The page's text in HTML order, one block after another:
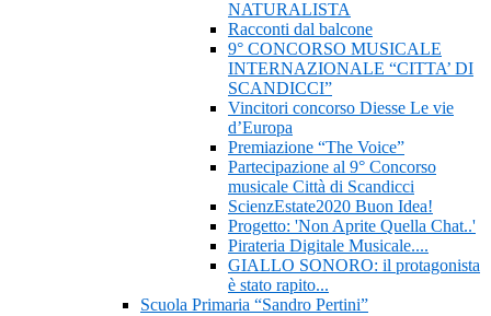
NATURALISTA
Racconti dal balcone
9° CONCORSO MUSICALE
INTERNAZIONALE “CITTA’ DI
SCANDICCI”
Vincitori concorso Diesse Le vie
d’Europa
Premiazione “The Voice”
Partecipazione al 9° Concorso
musicale Città di Scandicci
ScienzEstate2020 Buon Idea!
Progetto: 'Non Aprite Quella Chat..'
Pirateria Digitale Musicale....
GIALLO SONORO: il protagonista
è stato rapito...
Scuola Primaria “Sandro Pertini”